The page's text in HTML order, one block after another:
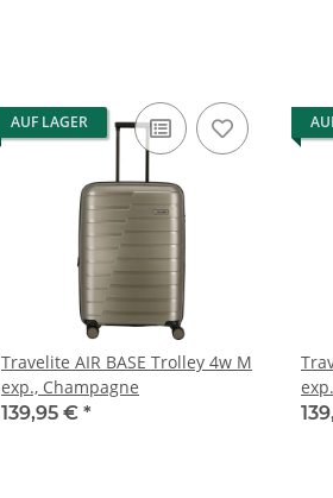
AUF LAGER
Travelite AIR BASE Trolley 4w M
exp., Champagne
139,95 € *